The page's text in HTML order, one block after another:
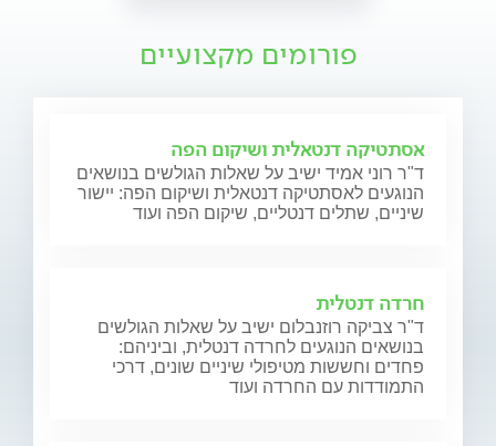
פורומים מקצועיים
אסתטיקה דנטאלית ושיקום הפה
ד"ר רוני אמיד ישיב על שאלות הגולשים בנושאים
הנוגעים לאסתטיקה דנטאלית ושיקום הפה: יישור
שיניים, שתלים דנטליים, שיקום הפה ועוד
חרדה דנטלית
ד"ר צביקה רוזנבלום ישיב על שאלות הגולשים
בנושאים הנוגעים לחרדה דנטלית, וביניהם:
פחדים וחששות מטיפולי שיניים שונים, דרכי
התמודדות עם החרדה ועוד